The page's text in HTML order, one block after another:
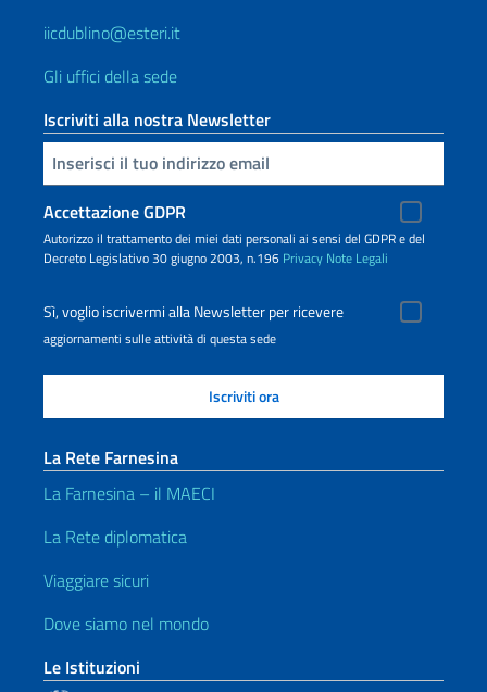
iicdublino@esteri.it
Gli uffici della sede
Iscriviti alla nostra Newsletter
Inserisci la tua email
Accettazione GDPR
Autorizzo il trattamento dei miei dati personali ai sensi del GDPR e del
Decreto Legislativo 30 giugno 2003, n.196 Privacy Note Legali
Sì, voglio iscrivermi alla Newsletter per ricevere
aggiornamenti sulle attività di questa sede
La Rete Farnesina
La Farnesina – il MAECI
La Rete diplomatica
Viaggiare sicuri
Dove siamo nel mondo
Le Istituzioni